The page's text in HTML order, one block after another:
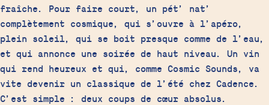
fraîche. Pour faire court, un pét’ nat’
complètement cosmique, qui s’ouvre à l’apéro,
plein soleil, qui se boit presque comme de l’eau,
et qui annonce une soirée de haut niveau. Un vin
qui rend heureux et qui, comme Cosmic Sounds, va
vite devenir un classique de l’été chez Cadence.
C’est simple : deux coups de cœur absolus.